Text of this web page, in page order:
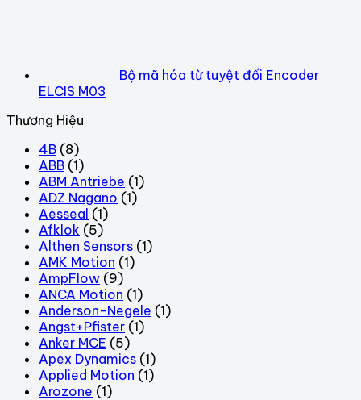
Bộ mã hóa từ tuyệt đối Encoder
ELCIS M03
Thương Hiệu
4B (8)
ABB (1)
ABM Antriebe (1)
ADZ Nagano (1)
Aesseal (1)
Afklok (5)
Althen Sensors (1)
AMK Motion (1)
AmpFlow (9)
ANCA Motion (1)
Anderson-Negele (1)
Angst+Pfister (1)
Anker MCE (5)
Apex Dynamics (1)
Applied Motion (1)
Arozone (1)